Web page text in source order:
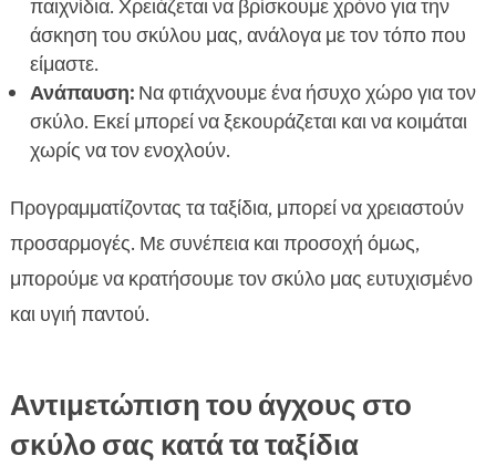
παιχνίδια. Χρειάζεται να βρίσκουμε χρόνο για την
άσκηση του σκύλου μας, ανάλογα με τον τόπο που
είμαστε.
Ανάπαυση:Να φτιάχνουμε ένα ήσυχο χώρο για τον
σκύλο. Εκεί μπορεί να ξεκουράζεται και να κοιμάται
χωρίς να τον ενοχλούν.
Προγραμματίζοντας τα ταξίδια, μπορεί να χρειαστούν
προσαρμογές. Με συνέπεια και προσοχή όμως,
μπορούμε να κρατήσουμε τον σκύλο μας ευτυχισμένο
και υγιή παντού.
Αντιμετώπιση του άγχους στο
σκύλο σας κατά τα ταξίδια